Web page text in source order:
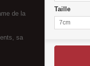
de la
sa
Taille
7cm